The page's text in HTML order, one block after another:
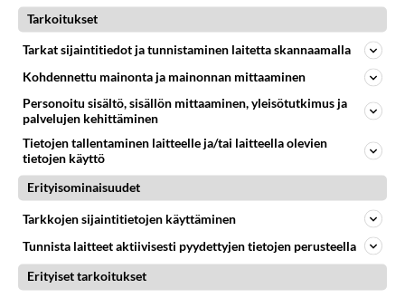
RESEPTIT
Irish coffee on fariinisokerilla
ja viskillä maustettu kuuma
kahvijuoma.
Mansikkatäytekakku on
täytekakkujen ykkönen.
Pataleipä on niin helppo, että
ihmettelet, mikset ole tätä
aiemmin hoksannut tehdä!
Tarkoitukset
Tarkat sijaintitiedot ja tunnistaminen laitetta skannaamalla
Kohdennettu mainonta ja mainonnan mittaaminen
Personoitu sisältö, sisällön mittaaminen, yleisötutkimus ja
palvelujen kehittäminen
Tietojen tallentaminen laitteelle ja/tai laitteella olevien
tietojen käyttö
Erityisominaisuudet
Tarkkojen sijaintitietojen käyttäminen
Tunnista laitteet aktiivisesti pyydettyjen tietojen perusteella
Erityiset tarkoitukset